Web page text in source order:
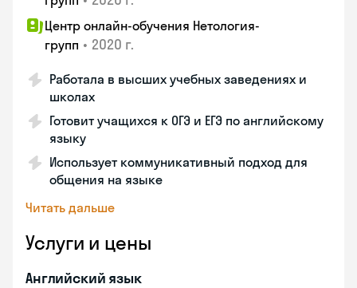
Центр онлайн-обучения Нетология-
групп • 2020 г.
Работала в высших учебных заведениях и
школах
Готовит учащихся к ОГЭ и ЕГЭ по английскому
языку
Использует коммуникативный подход для
общения на языке
Читать дальше
Услуги и цены
Английский язык